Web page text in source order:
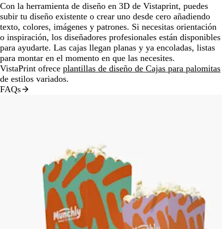
Con la herramienta de diseño en 3D de Vistaprint, puedes
subir tu diseño existente o crear uno desde cero añadiendo
texto, colores, imágenes y patrones. Si necesitas orientación
o inspiración, los diseñadores profesionales están disponibles
para ayudarte. Las cajas llegan planas y ya encoladas, listas
para montar en el momento en que las necesites.
VistaPrint ofrece plantillas de diseño de Cajas para palomitas
de estilos variados.
FAQs